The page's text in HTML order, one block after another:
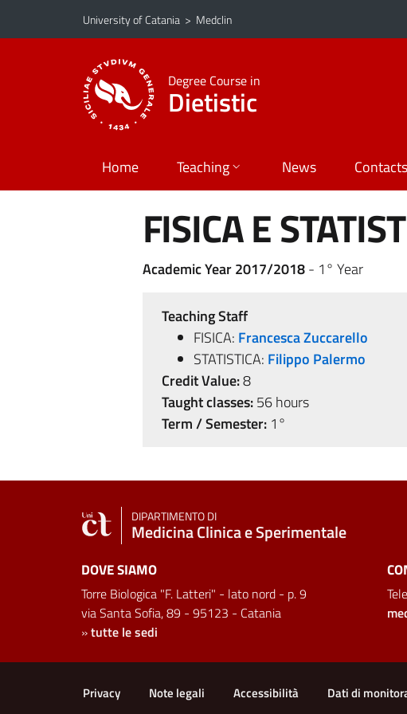
Go to main content
Go to navigation menu
University of Catania > Medclin
Degree Course in
Dietistic
Home Teaching News Contacts
FISICA E
Academic Year 2017/2018- 1° Year
Teaching Staff
FISICA: Francesca Zuccarello
STATISTICA: Filippo Palermo
Credit Value:8
Taught classes:56 hours
Term / Semester:1°
DIPARTIMENTO DI
Medicina Clinica e Sperimentale
DOVE SIAMO
Torre Biologica "F. Latteri" - lato nord - p. 9
via Santa Sofia, 89 - 95123 - Catania
»tutte le sedi
Privacy Note legali Accessibilità Dati di